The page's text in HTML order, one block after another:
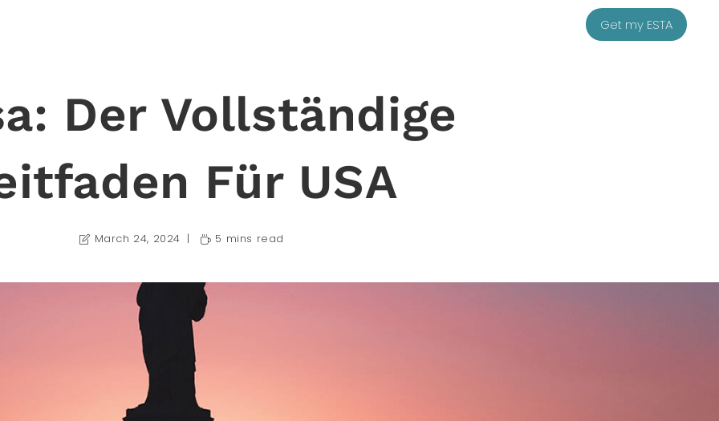
Get my ESTA
Der Vollständige
Für USA
March 24, 2024 5 mins read